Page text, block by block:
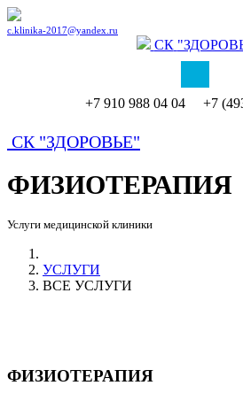
c.klinika-2017@yandex.ru
СК
+7 910 988 04 04 +7
СК "ЗДОРОВЬЕ"
ФИЗИОТЕРАПИЯ
Услуги медицинской клиники
УСЛУГИ
ВСЕ УСЛУГИ
ФИЗИОТЕРАПИЯ